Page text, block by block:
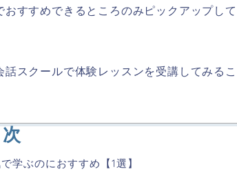
すすめできるところのみピックアップして
スクールで体験レッスンを受講してみるこ
学ぶのにおすすめ【1選】